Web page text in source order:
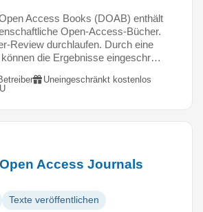
Access Books (DOAB) enthält
Open-Access-Bücher.
Review durchlaufen. Durch eine
die Ergebnisse eingeschr…
Uneingeschränkt kostenlos
Access Journals
Texte veröffentlichen